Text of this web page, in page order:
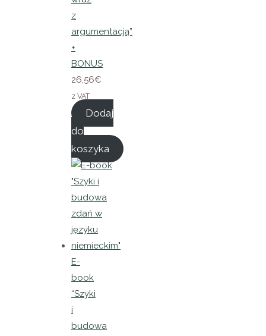
z
argumentacją”
+
BONUS
26,56€
z VAT
Dodaj
do
koszyka
E-
book
“Szyki
i
budowa